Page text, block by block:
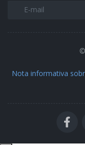
Nota informativa